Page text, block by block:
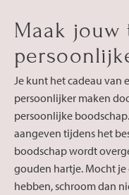
Maak jouw
Je kunt het cadeau van
persoonlijker maken
persoonlijke
aangeven tijdens het
boodschap wordt
gouden hartje. Mocht
hebben, schroom dan